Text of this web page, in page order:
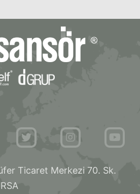
Ticaret Merkezi 70. Sk.